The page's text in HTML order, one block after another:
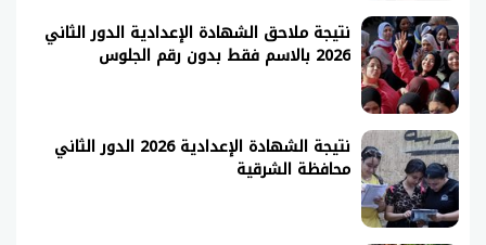
نتيجة ملاحق الشهادة الإعدادية الدور الثاني
2026 بالاسم فقط بدون رقم الجلوس
نتيجة الشهادة الإعدادية 2026 الدور الثاني
محافظة الشرقية